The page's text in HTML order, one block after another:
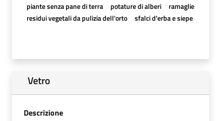
piante senza pane di terra
potature di alberi
ramaglie
residui vegetali da pulizia dell'orto
sfalci d'erba e siepe
Vetro
Descrizione